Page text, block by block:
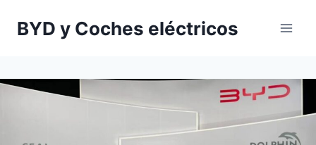
BYD y Coches eléctricos